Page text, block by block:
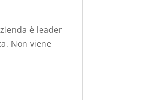
è leader
Non viene